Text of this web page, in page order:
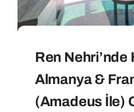
Ren Nehri’nde
Almanya &
(Amadeus İle)